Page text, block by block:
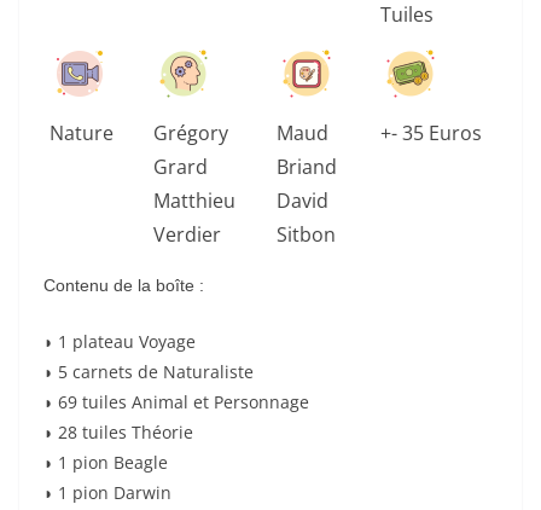
Tuiles
Nature
Grégory
Grard
Matthieu
Verdier
Maud
Briand
David
Sitbon
+- 35 Euros
Contenu de la boîte :
◗ 1 plateau Voyage
◗ 5 carnets de Naturaliste
◗ 69 tuiles Animal et Personnage
◗ 28 tuiles Théorie
◗ 1 pion Beagle
◗ 1 pion Darwin